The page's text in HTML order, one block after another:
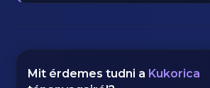
Mit érdemes tudni a Kukorica